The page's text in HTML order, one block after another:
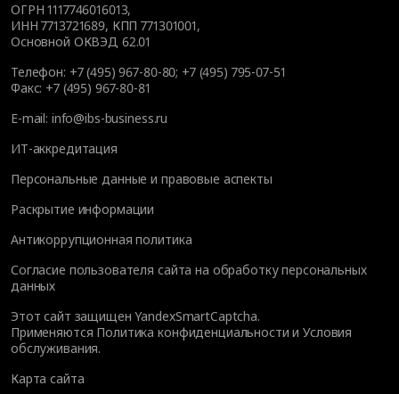
ОГРН 1117746016013,
ИНН 7713721689, КПП 771301001,
Основной ОКВЭД 62.01
Телефон: +7 (495) 967-80-80; +7 (495) 795-07-51
Факс: +7 (495) 967-80-81
E-mail: info@ibs-business.ru
ИТ-аккредитация
Персональные данные и правовые аспекты
Раскрытие информации
Антикоррупционная политика
Согласие пользователя сайта на обработку персональных
данных
Этот сайт защищен YandexSmartCaptcha.
Применяются Политика конфиденциальности иУсловия
обслуживания.
Карта сайта